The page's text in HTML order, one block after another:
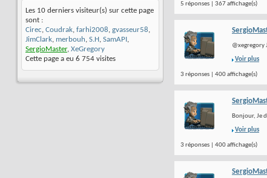
Les 10 derniers visiteur(s) sur cette page
sont :
Cirec, Coudrak, farhi2008, gvasseur58,
JimClark, merbouh, S.H, SamAPI,
SergioMaster, XeGregory
Cette page a eu 6 754 visites
5 réponses | 367 affichage(s)
@xegregory
Voir plus
3 réponses | 400 affichage(s)
Bonjour, Je
Voir plus
3 réponses | 400 affichage(s)